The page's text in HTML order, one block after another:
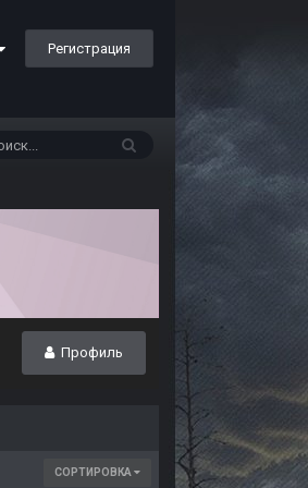
Регистрация
Профиль
СОРТИРОВКА